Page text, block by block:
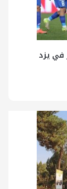
في يزد